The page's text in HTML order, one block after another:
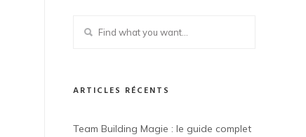
ARTICLES RÉCENTS
Team Building Magie : le guide complet